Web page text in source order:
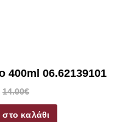
400ml 06.62139101
14.00€
καλάθι